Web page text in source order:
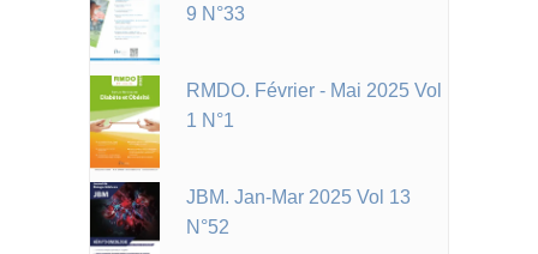
9 N°33
RMDO. Février - Mai 2025 Vol
1 N°1
JBM. Jan-Mar 2025 Vol 13
N°52